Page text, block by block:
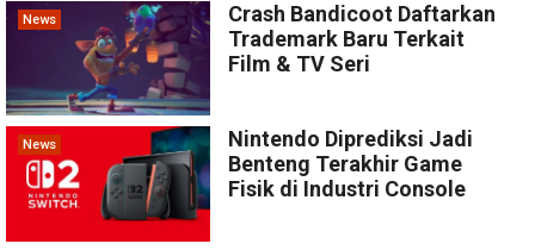
News
Crash Bandicoot Daftarkan
Trademark Baru Terkait
Film & TV Seri
News
Nintendo Diprediksi Jadi
Benteng Terakhir Game
Fisik di Industri Console